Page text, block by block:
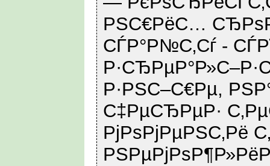
РЅС€РёС…
СЃР°Р№С‚Сѓ -
Р·РЅС–С€Рµ,
С‡РµСЂРµР·
РјРѕРјРµРЅС‚Рё